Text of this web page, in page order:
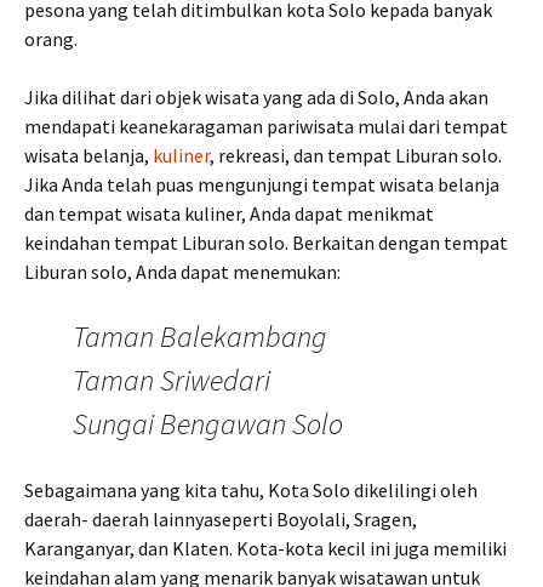
pesona yang telah ditimbulkan kota Solo kepada banyak
orang.
Jika dilihat dari objek wisata yang ada di Solo, Anda akan
mendapati keanekaragaman pariwisata mulai dari tempat
wisata belanja, kuliner, rekreasi, dan tempat Liburan solo.
Jika Anda telah puas mengunjungi tempat wisata belanja
dan tempat wisata kuliner, Anda dapat menikmat
keindahan tempat Liburan solo. Berkaitan dengan tempat
Liburan solo, Anda dapat menemukan:
Taman Balekambang
Taman Sriwedari
Sungai Bengawan Solo
Sebagaimana yang kita tahu, Kota Solo dikelilingi oleh
daerah- daerah lainnyaseperti Boyolali, Sragen,
Karanganyar, dan Klaten. Kota-kota kecil ini juga memiliki
keindahan alam yang menarik banyak wisatawan untuk